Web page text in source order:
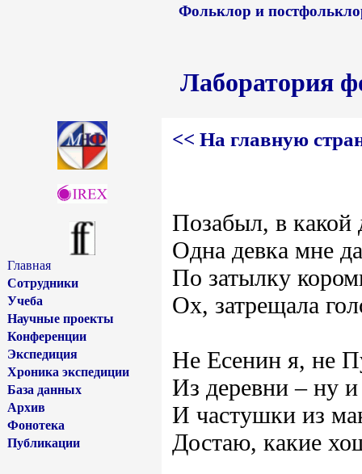
Фольклор и
Лаборатория
Главная
Сотрудники
Учеба
Научные проекты
Конференции
Экспедиция
Хроника экспедиции
База данных
Архив
Фонотека
Публикации
<< На главную
Позабыл, в какой
Одна девка мне
По затылку
Ох, затрещала
Не Есенин я, не
Из деревни – ну
И частушки из
Достаю, какие